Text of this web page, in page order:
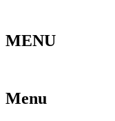
MENU
Menu